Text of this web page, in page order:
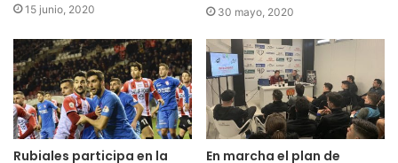
15 junio, 2020 30 mayo, 2020
Rubiales participa en la
En marcha el plan de